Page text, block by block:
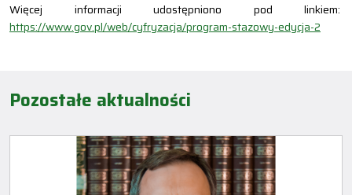
Więcej informacji udostępniono pod linkiem:
https://www.gov.pl/web/cyfryzacja/program-stazowy-edycja-2
Pozostałe aktualności